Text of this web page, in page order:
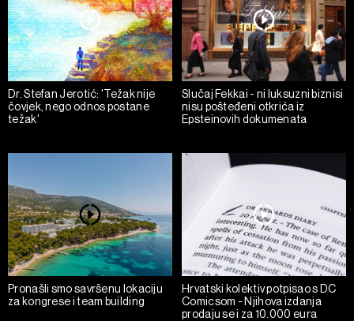
Dr. Stefan Jerotić: 'Težak nije
čovjek, nego odnos postane
težak'
Slučaj Fekkai - ni luksuzni biznisi
nisu pošteđeni otkrića iz
Epsteinovih dokumenata
Pronašli smo savršenu lokaciju
za kongrese i team building
Hrvatski kolektiv potpisao s DC
Comicsom - Njihova izdanja
prodaju se i za 10.000 eura